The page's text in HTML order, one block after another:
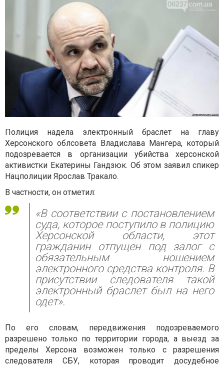
Полиция надела электронный браслет на главу
Херсонского облсовета Владислава Мангера, который
подозревается в организации убийства херсонской
активистки Екатерины Гандзюк. Об этом заявил спикер
Нацполиции Ярослав Тракало.
В частности, он отметил:
«В соответствии с постановлением
суда, которое поступило в полицию
Херсонской области, этот
гражданин отпущен под залог с
обязательным ношением
электронного средства контроля. В
присутствии следователя такой
электронный браслет был на него
одет».
По его словам, передвижения подозреваемого
разрешено только по территории города, а выезд за
пределы Херсона возможен только с разрешения
следователя СБУ, которая проводит досудебное